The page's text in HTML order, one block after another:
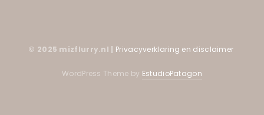
© 2025 mizflurry.nl | Privacyverklaring en disclaimer
WordPress Theme by EstudioPatagon